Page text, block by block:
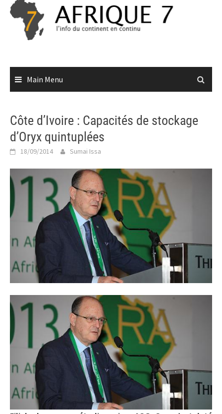
Skip
content
Main Menu
Côte d’Ivoire : Capacités de stockage
d’Oryx quintuplées
18/09/2014 Sumai Issa